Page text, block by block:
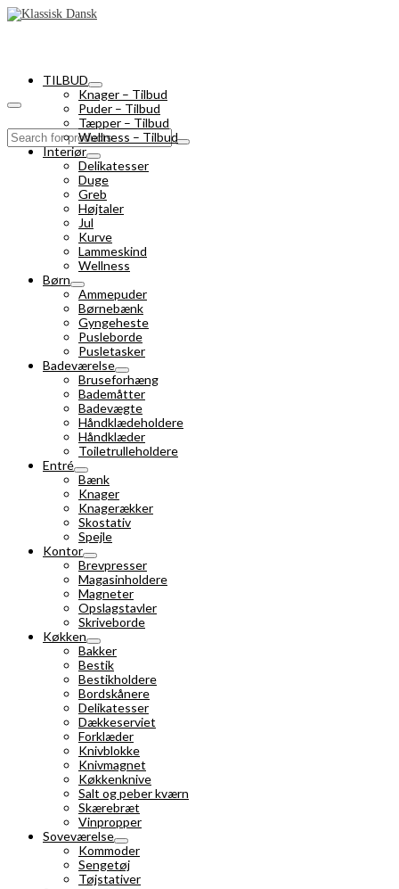
Search
for:
TILBUD
Knager – Tilbud
Puder – Tilbud
Tæpper – Tilbud
Wellness – Tilbud
Interiør
Delikatesser
Duge
Greb
Højtaler
Jul
Kurve
Lammeskind
Wellness
Børn
Ammepuder
Børnebænk
Gyngeheste
Pusleborde
Pusletasker
Badeværelse
Bruseforhæng
Bademåtter
Badevægte
Håndklædeholdere
Håndklæder
Toiletrulleholdere
Entré
Bænk
Knager
Knagerækker
Skostativ
Spejle
Kontor
Brevpresser
Magasinholdere
Magneter
Opslagstavler
Skriveborde
Køkken
Bakker
Bestik
Bestikholdere
Bordskånere
Delikatesser
Dækkeserviet
Forklæder
Knivblokke
Knivmagnet
Køkkenknive
Salt og peber kværn
Skærebræt
Vinpropper
Soveværelse
Kommoder
Sengetøj
Tøjstativer